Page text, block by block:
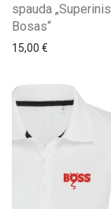
spauda „Superinis
Bosas“
15,00 €